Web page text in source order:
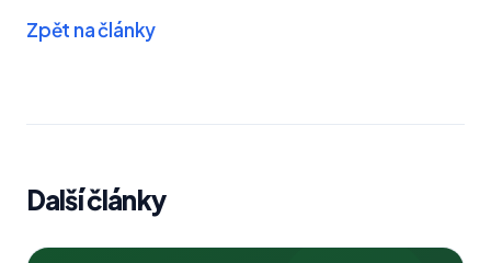
Zpět na články
Další články